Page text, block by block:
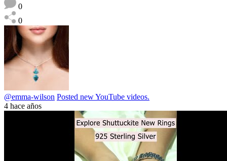
0
0
@emma-wilson Posted new YouTube videos.
4 hace años